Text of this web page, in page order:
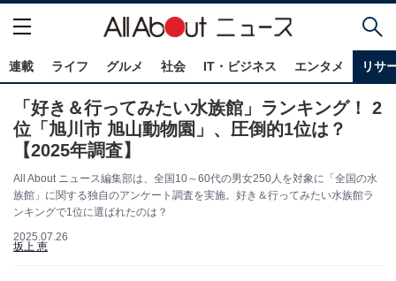
連載 ライフ グルメ 社会 IT・ビジネス エンタメ リサ
「好き＆行ってみたい水族館」ランキング！ 2
位「旭川市 旭山動物園」、圧倒的1位は？
【2025年調査】
All About ニュース編集部は、全国10～60代の男女250人を対象に「全国の水
族館」に関する独自のアンケート調査を実施。好き＆行ってみたい水族館ラ
ンキングで1位に選ばれたのは？
2025.07.26
坂上 恵